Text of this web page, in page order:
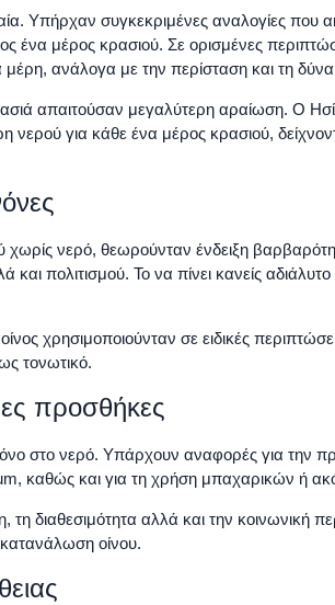
Υπήρχαν συγκεκριμένες αναλογίες που
ένα μέρος κρασιού. Σε ορισμένες
ανάλογα με την περίσταση και τη
απαιτούσαν μεγαλύτερη αραίωση. Ο
νερού για κάθε ένα μέρος κρασιού,
νερό, θεωρούνταν ένδειξη
πολιτισμού. Το να πίνει κανείς
χρησιμοποιούνταν σε ειδικές
τονωτικό.
προσθήκες
στο νερό. Υπάρχουν αναφορές για την
καθώς και για τη χρήση μπαχαρικών ή
διαθεσιμότητα αλλά και την κοινωνική
οίνου.